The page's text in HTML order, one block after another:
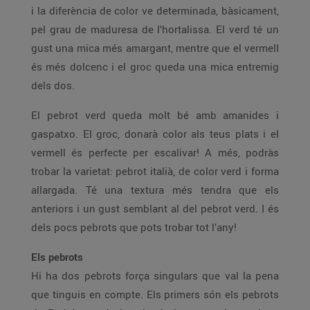
i la diferència de color ve determinada, bàsicament,
pel grau de maduresa de l’hortalissa. El verd té un
gust una mica més amargant, mentre que el vermell
és més dolcenc i el groc queda una mica entremig
dels dos.
El pebrot verd queda molt bé amb amanides i
gaspatxo. El groc, donarà color als teus plats i el
vermell és perfecte per escalivar! A més, podràs
trobar la varietat: pebrot italià, de color verd i forma
allargada. Té una textura més tendra que els
anteriors i un gust semblant al del pebrot verd. I és
dels pocs pebrots que pots trobar tot l’any!
Els pebrots
Hi ha dos pebrots força singulars que val la pena
que tinguis en compte. Els primers són els pebrots